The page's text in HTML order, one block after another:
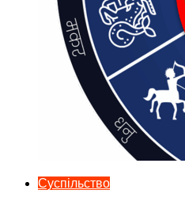
Суспільство